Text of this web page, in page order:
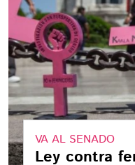
VA AL SENADO
Ley contra